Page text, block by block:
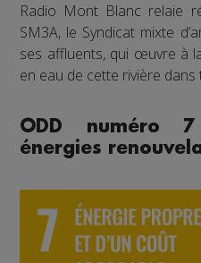
Radio Mont Blanc relaie
SM3A, le Syndicat mixte
ses affluents, qui œuvre à
en eau de cette rivière dans
ODD numéro
énergies